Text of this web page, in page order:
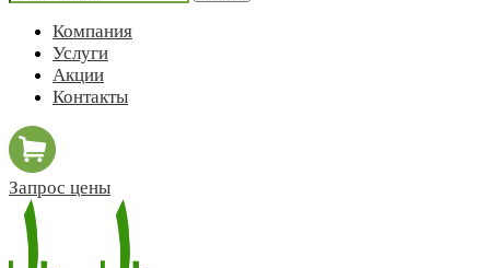
Компания
Услуги
Акции
Контакты
Запрос цены